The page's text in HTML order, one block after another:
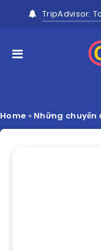
TripAdvisor:
Home » Những chuyến